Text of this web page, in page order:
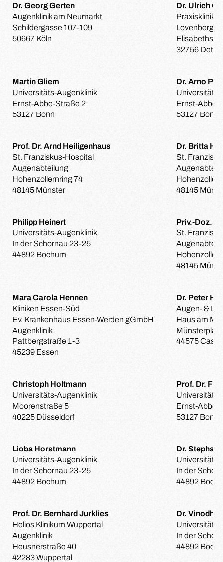
Dr. Georg Gerten
Augenklinik am Neumarkt
Schildergasse 107-109
50667 Köln
Dr. Ulrich
Praxisklinik
Lovenberg
32756
Martin Gliem
Universitäts-Augenklinik
Ernst-Abbe-Straße 2
53127 Bonn
Dr. Arno P.
Universitäts-
Ernst-Abbe-
53127 Bonn
Prof. Dr. Arnd Heiligenhaus
St. Franziskus-Hospital
Augenabteilung
Hohenzollernring 74
48145 Münster
Dr. Britta
St.
48145
Philipp Heinert
Universitäts-Augenklinik
In der Schornau 23-25
44892 Bochum
Priv.-Doz.
St.
48145
Mara Carola Hennen
Kliniken Essen-Süd
Ev. Krankenhaus Essen-Werden gGmbH
Augenklinik
Pattbergstraße 1-3
45239 Essen
Dr. Peter
Augen- &
Haus am
44575
Christoph Holtmann
Universitäts-Augenklinik
Moorenstraße 5
40225 Düsseldorf
Prof. Dr.
Universitäts-
Ernst-Abbe-
53127 Bonn
Lioba Horstmann
Universitäts-Augenklinik
In der Schornau 23-25
44892 Bochum
Dr.
Universitäts-
In der
44892
Prof. Dr. Bernhard Jurklies
Helios Klinikum Wuppertal
Augenklinik
Heusnerstraße 40
42283 Wuppertal
Dr. Vinodh
Universitäts-
In der
44892